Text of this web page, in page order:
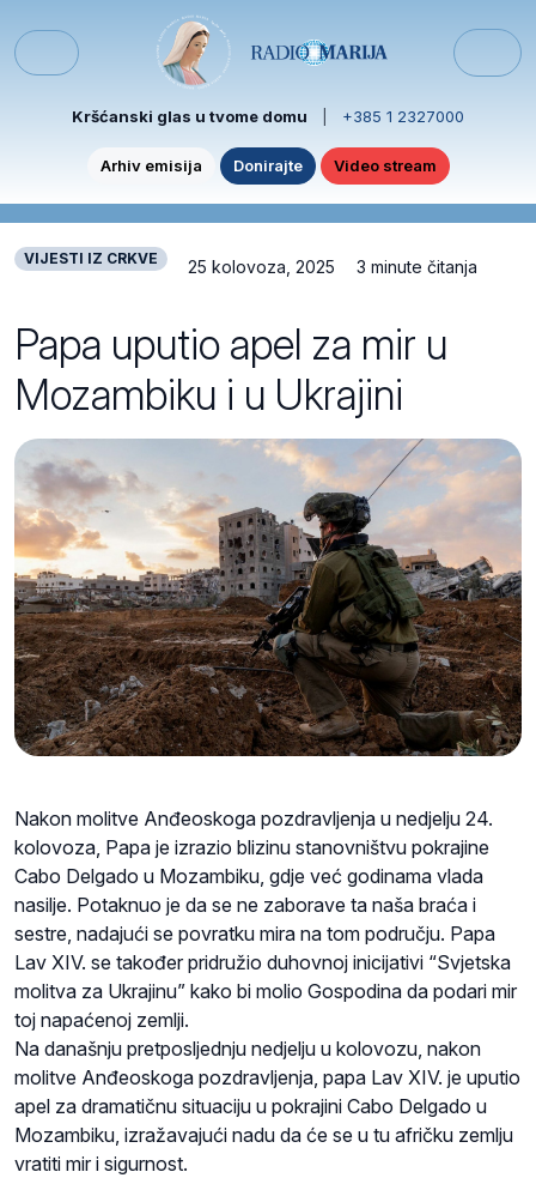
Menu
Kršćanski glas u tvome domu +385 1 2327000
Arhiv emisija Donirajte Video stream
VIJESTI IZ CRKVE 25 kolovoza, 2025 3 minute čitanja
Papa uputio apel za mir u
Mozambiku i u Ukrajini
Nakon molitve Anđeoskoga pozdravljenja u nedjelju 24.
kolovoza, Papa je izrazio blizinu stanovništvu pokrajine
Cabo Delgado u Mozambiku, gdje već godinama vlada
nasilje. Potaknuo je da se ne zaborave ta naša braća i
sestre, nadajući se povratku mira na tom području. Papa
Lav XIV. se također pridružio duhovnoj inicijativi “Svjetska
molitva za Ukrajinu” kako bi molio Gospodina da podari mir
toj napaćenoj zemlji.
Na današnju pretposljednju nedjelju u kolovozu, nakon
molitve Anđeoskoga pozdravljenja, papa Lav XIV. je uputio
apel za dramatičnu situaciju u pokrajini Cabo Delgado u
Mozambiku, izražavajući nadu da će se u tu afričku zemlju
vratiti mir i sigurnost.